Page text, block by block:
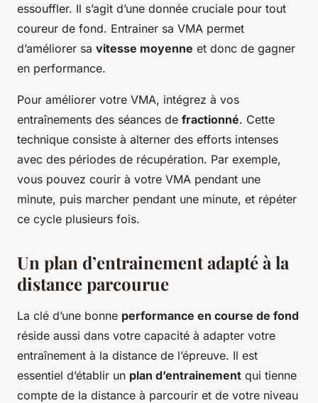
essouffler. Il s’agit d’une donnée cruciale pour tout
coureur de fond. Entrainer sa VMA permet
d’améliorer sa vitesse moyenne et donc de gagner
en performance.
Pour améliorer votre VMA, intégrez à vos
entraînements des séances de fractionné. Cette
technique consiste à alterner des efforts intenses
avec des périodes de récupération. Par exemple,
vous pouvez courir à votre VMA pendant une
minute, puis marcher pendant une minute, et répéter
ce cycle plusieurs fois.
Un plan d’entrainement adapté à la
distance parcourue
La clé d’une bonne performance en course de fond
réside aussi dans votre capacité à adapter votre
entraînement à la distance de l’épreuve. Il est
essentiel d’établir un plan d’entrainement qui tienne
compte de la distance à parcourir et de votre niveau